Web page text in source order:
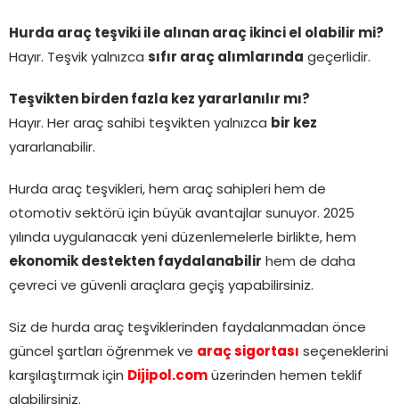
Hurda araç teşviki ile alınan araç ikinci el olabilir mi?
Hayır. Teşvik yalnızca sıfır araç alımlarında geçerlidir.
Teşvikten birden fazla kez yararlanılır mı?
Hayır. Her araç sahibi teşvikten yalnızca bir kez
yararlanabilir.
Hurda araç teşvikleri, hem araç sahipleri hem de
otomotiv sektörü için büyük avantajlar sunuyor. 2025
yılında uygulanacak yeni düzenlemelerle birlikte, hem
ekonomik destekten faydalanabilir hem de daha
çevreci ve güvenli araçlara geçiş yapabilirsiniz.
Siz de hurda araç teşviklerinden faydalanmadan önce
güncel şartları öğrenmek ve araç sigortası
seçeneklerini
karşılaştırmak için Dijipol.com üzerinden hemen teklif
alabilirsiniz.